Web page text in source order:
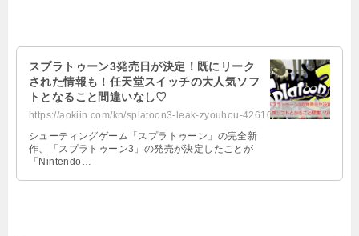
スプラトゥーン3発売日が決定！既にリーク
された情報も！任天堂スイッチの大人気ソフ
トとなること間違いなし♡
https://aokiin.com/kn/splatoon3-leak-zyouhou-42610/
シューティングゲーム「スプラトゥーン」の完全新
作、「スプラトゥーン3」の発売が決定したことが
「Nintendo…